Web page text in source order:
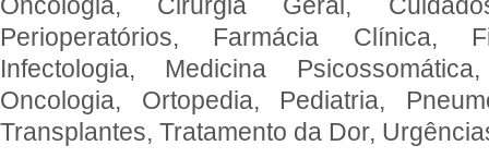
Perioperatórios, Farmácia Clínica,
Infectologia, Medicina
Oncologia, Ortopedia, Pediatria,
Transplantes, Tratamento da Dor,